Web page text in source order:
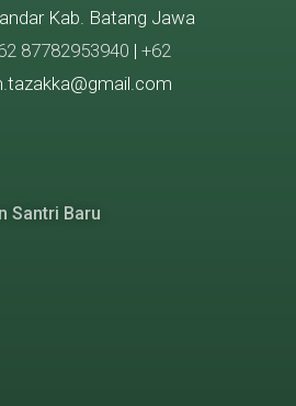
Kab. Batang Jawa
87782953940 | +62
Santri Baru